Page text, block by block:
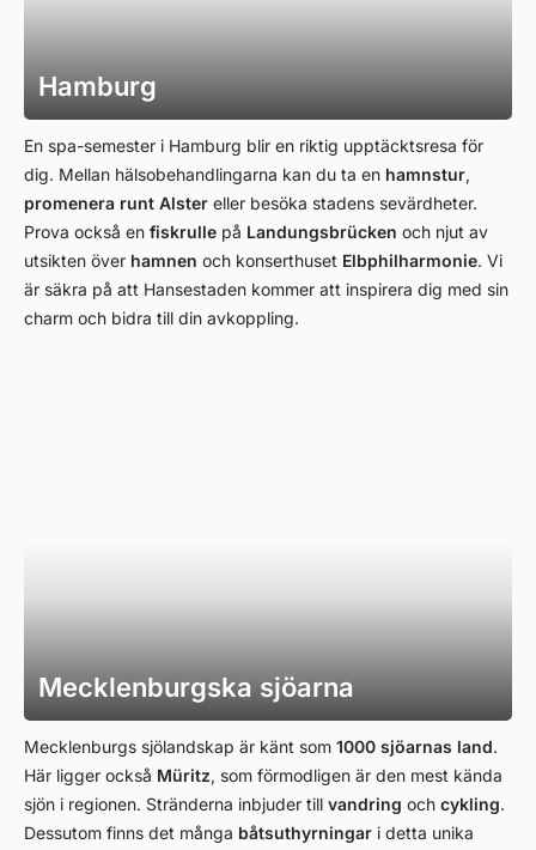
Hamburg
En spa-semester i Hamburg blir en riktig upptäcktsresa för
dig. Mellan hälsobehandlingarna kan du ta en hamnstur,
promenera runt Alster eller besöka stadens sevärdheter.
Prova också en fiskrulle på Landungsbrücken och njut av
utsikten över hamnen och konserthuset Elbphilharmonie. Vi
är säkra på att Hansestaden kommer att inspirera dig med sin
charm och bidra till din avkoppling.
Mecklenburgska sjöarna
Mecklenburgs sjölandskap är känt som 1000 sjöarnas land.
Här ligger också Müritz, som förmodligen är den mest kända
sjön i regionen. Stränderna inbjuder till vandring och cykling.
Dessutom finns det många båtsuthyrningar i detta unika